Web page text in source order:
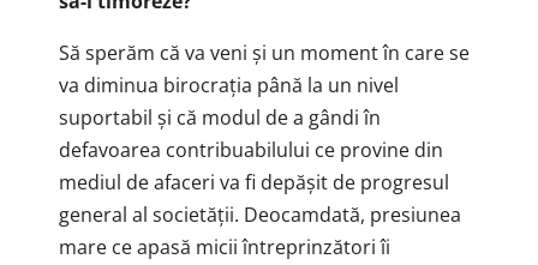
Să sperăm că va veni și un moment în care se
va diminua birocrația până la un nivel
suportabil și că modul de a gândi în
defavoarea contribuabilului ce provine din
mediul de afaceri va fi depășit de progresul
general al societății. Deocamdată, presiunea
mare ce apasă micii întreprinzători îi